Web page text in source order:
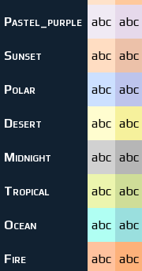
Pastel_purple abc abc
Sunset abc abc
Polar abc abc
Desert abc abc
Midnight abc abc
Tropical abc abc
Ocean abc abc
Fire abc abc